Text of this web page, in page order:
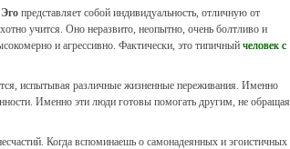
Эгопредставляет собой индивидуальность, отличную от
учится. Оно неразвито, неопытно, очень болтливо и
и агрессивно. Фактически, это типичный человек с
испытывая различные жизненные переживания. Именно
Именно эти люди готовы помогать другим, не обращая
Когда вспоминаешь о самонадеянных и эгоистичных